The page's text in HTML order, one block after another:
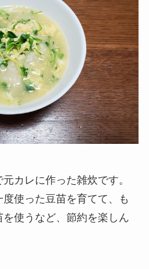
カレに作った雑炊です。
使った豆苗を育てて、も
使うなど、節約を楽しん